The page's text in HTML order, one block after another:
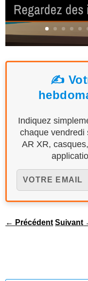
✍️
Indiquez
chaque vendredi
AR XR,
← Précédent Suivant